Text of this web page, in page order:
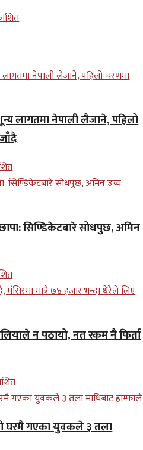
लागतमा नेपाली लैजाने, पहिलो
सिण्डिकेटबारे सोधपुछ, अमिन
न पठायो, नत रकम नै फिर्ता
घरमै गएका युवकले ३ तला